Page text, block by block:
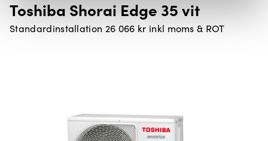
Toshiba Shorai Edge 35 vit
Standardinstallation 26 066 kr inkl moms & ROT